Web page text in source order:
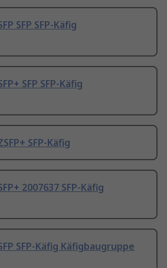
SFP SFP-Käfig
SFP SFP-Käfig
SFP-Käfig
2007637 SFP-Käfig
SFP-Käfig Käfigbaugruppe